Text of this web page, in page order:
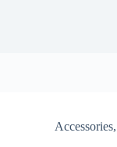
Accessories,